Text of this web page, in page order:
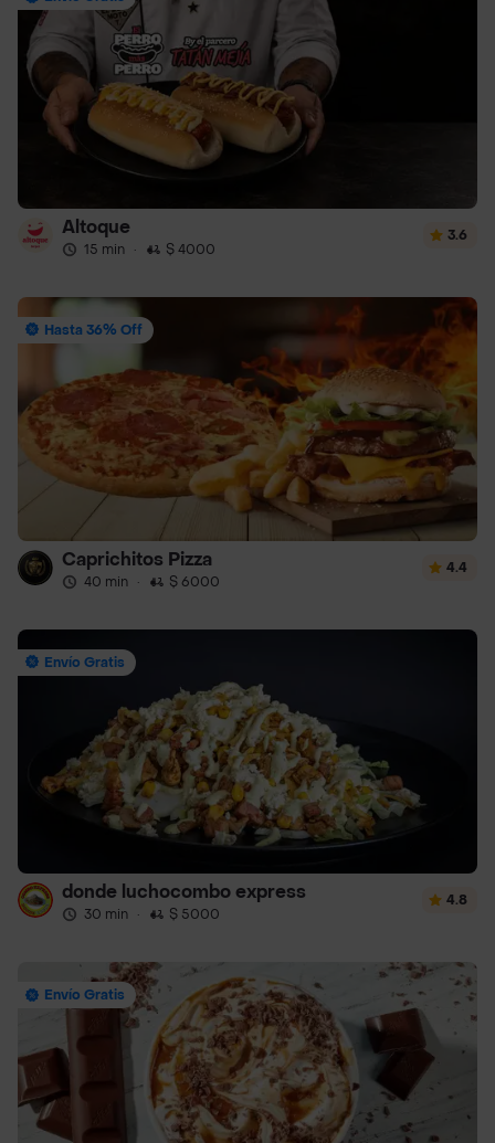
Altoque
15 min · $ 4000
3.6
Hasta 36% Off
Caprichitos Pizza
40 min · $ 6000
4.4
Envío Gratis
donde luchocombo express
30 min · $ 5000
4.8
Envío Gratis